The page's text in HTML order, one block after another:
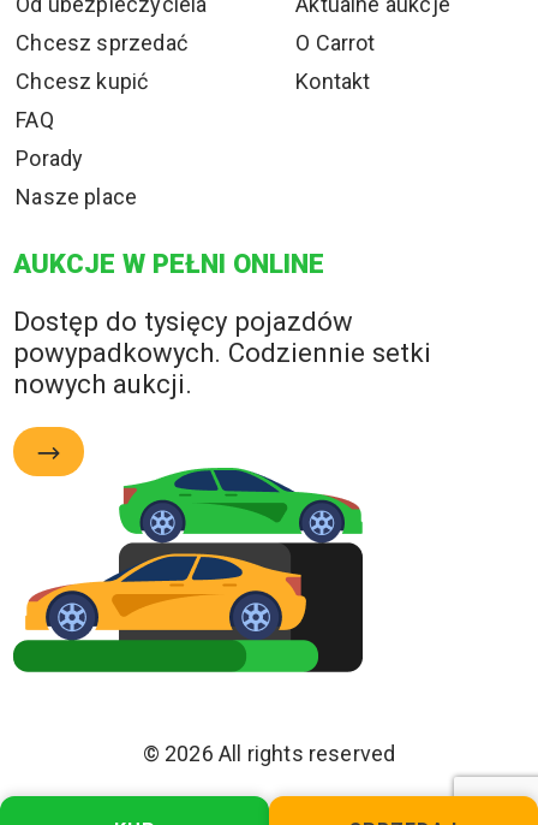
Chcesz sprzedać
Chcesz kupić
FAQ
Porady
Nasze place
O Carrot
Kontakt
AUKCJE W PEŁNI ONLINE
Dostęp do tysięcy pojazdów
powypadkowych. Codziennie setki
nowych aukcji.
© 2026 All rights reserved
Polityka Prywatności